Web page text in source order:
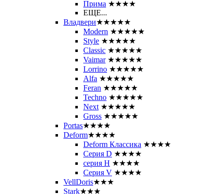
Прима ★★★★
ЕЩЕ...
Владвери★★★★★
Modern ★★★★★
Style ★★★★★
Classic ★★★★★
Vaimar ★★★★★
Lorrino ★★★★★
Alfa ★★★★★
Feran ★★★★★
Techno ★★★★★
Next ★★★★★
Gross ★★★★★
Portas★★★★
Deform★★★★
Deform Классика ★★★★
Серия D ★★★★
серия H ★★★★
Серия V ★★★★
VellDoris★★★
Stark★★★